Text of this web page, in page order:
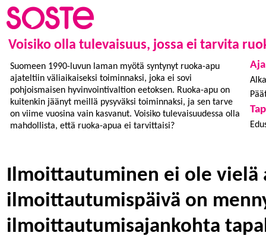
Voisiko olla tulevaisuus, jossa ei tarvita
Suomeen 1990-luvun laman myötä syntynyt ruoka-apu
ajateltiin väliaikaiseksi toiminnaksi, joka ei sovi
pohjoismaisen hyvinvointivaltion eetoksen. Ruoka-apu on
kuitenkin jäänyt meillä pysyväksi toiminnaksi, ja sen tarve
on viime vuosina vain kasvanut. Voisiko tulevaisuudessa olla
mahdollista, että ruoka-apua ei tarvittaisi?
Ilmoittautuminen ei ole vielä
ilmoittautumispäivä on
ilmoittautumisajankohta